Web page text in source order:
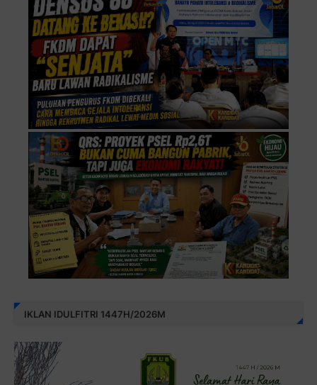
IKLAN IDULFITRI 1447H/2026M